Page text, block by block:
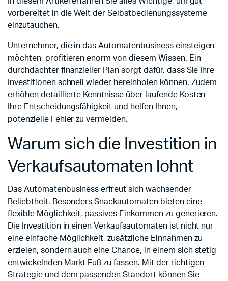
vorbereitet in die Welt der Selbstbedienungssysteme
einzutauchen.
Unternehmer, die in das Automatenbusiness einsteigen
möchten, profitieren enorm von diesem Wissen. Ein
durchdachter finanzieller Plan sorgt dafür, dass Sie Ihre
Investitionen schnell wieder hereinholen können. Zudem
erhöhen detaillierte Kenntnisse über laufende Kosten
Ihre Entscheidungsfähigkeit und helfen Ihnen,
potenzielle Fehler zu vermeiden.
Warum sich die Investition in
Verkaufsautomaten lohnt
Das Automatenbusiness erfreut sich wachsender
Beliebtheit. Besonders Snackautomaten bieten eine
flexible Möglichkeit, passives Einkommen zu generieren.
Die Investition in einen Verkaufsautomaten ist nicht nur
eine einfache Möglichkeit, zusätzliche Einnahmen zu
erzielen, sondern auch eine Chance, in einem sich stetig
entwickelnden Markt Fuß zu fassen. Mit der richtigen
Strategie und dem passenden Standort können Sie